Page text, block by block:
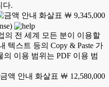
다.
￦ 9,345,000
의 전 세계 모든 분이 이용할
텍스트 등의 Copy & Paste 가
이용 범위는 PDF 이용 범
￦ 12,580,000